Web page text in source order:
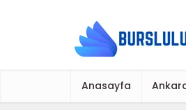
Anasayfa